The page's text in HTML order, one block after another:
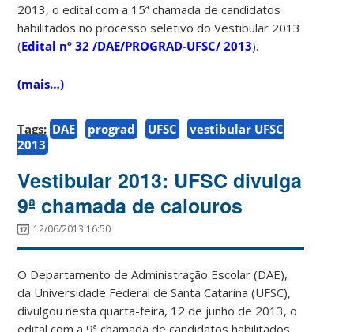
2013, o edital com a 15ª chamada de candidatos
habilitados no processo seletivo do Vestibular 2013
(Edital nº 32 /DAE/PROGRAD-UFSC/ 2013).
(mais…)
Tags: DAE prograd UFSC
vestibular UFSC
2013
Vestibular 2013: UFSC divulga
9ª chamada de calouros
12/06/2013 16:50
O Departamento de Administração Escolar (DAE),
da Universidade Federal de Santa Catarina (UFSC),
divulgou nesta quarta-feira, 12 de junho de 2013, o
edital com a 9ª chamada de candidatos habilitados